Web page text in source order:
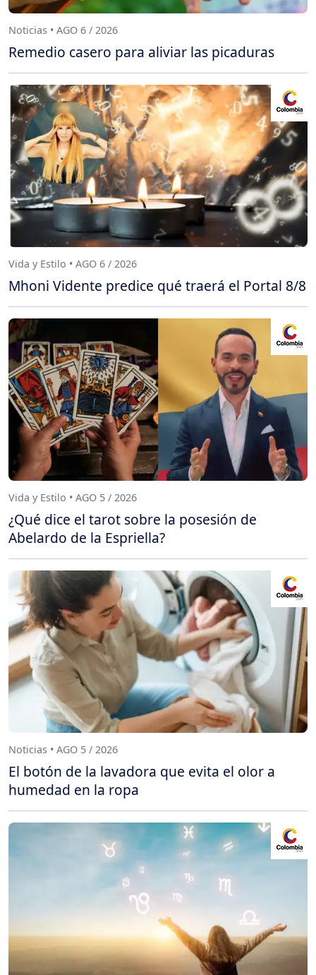
Noticias • AGO 6 / 2026
Remedio casero para aliviar las picaduras
Vida y Estilo • AGO 6 / 2026
Mhoni Vidente predice qué traerá el Portal 8/8
Vida y Estilo • AGO 5 / 2026
¿Qué dice el tarot sobre la posesión de
Abelardo de la Espriella?
Noticias • AGO 5 / 2026
El botón de la lavadora que evita el olor a
humedad en la ropa